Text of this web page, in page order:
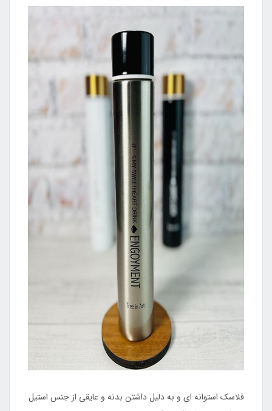
فلاسک استوانه ای و به دلیل داشتن بدنه‌ و عایقی از جنس استیل